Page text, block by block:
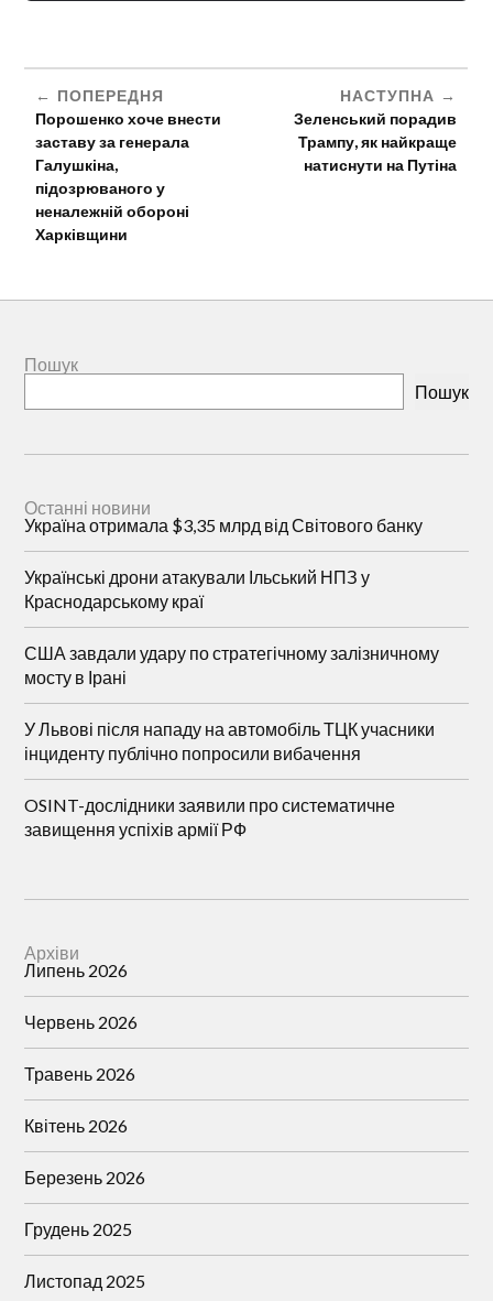
ПОПЕРЕДНЯ
Порошенко хоче внести
заставу за генерала
Галушкіна,
підозрюваного у
неналежній обороні
Харківщини
НАСТУПНА
Зеленський порадив
Трампу, як найкраще
натиснути на Путіна
Пошук
Пошук
Останні новини
Україна отримала $3,35 млрд від Світового банку
Українські дрони атакували Ільський НПЗ у
Краснодарському краї
США завдали удару по стратегічному залізничному
мосту в Ірані
У Львові після нападу на автомобіль ТЦК учасники
інциденту публічно попросили вибачення
OSINT-дослідники заявили про систематичне
завищення успіхів армії РФ
Архіви
Липень 2026
Червень 2026
Травень 2026
Квітень 2026
Березень 2026
Грудень 2025
Листопад 2025